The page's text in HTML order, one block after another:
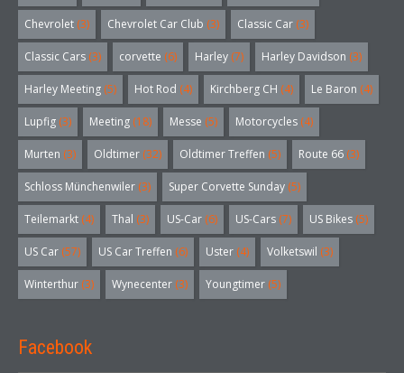
Chevrolet (3) Chevrolet Car Club (3) Classic Car (3)
Classic Cars (3) corvette (6) Harley (7) Harley Davidson (3)
Harley Meeting (5) Hot Rod (4) Kirchberg CH (4) Le Baron (4)
Lupfig (3) Meeting (18) Messe (5) Motorcycles (4)
Murten (3) Oldtimer (32) Oldtimer Treffen (5) Route 66 (3)
Schloss Münchenwiler (3) Super Corvette Sunday (5)
Teilemarkt (4) Thal (3) US-Car (6) US-Cars (7) US Bikes (5)
US Car (57) US Car Treffen (6) Uster (4) Volketswil (3)
Winterthur (3) Wynecenter (3) Youngtimer (5)
Facebook